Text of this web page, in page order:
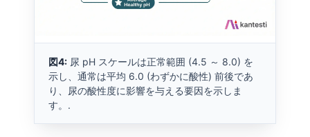
図4: 尿 pH スケールは正常範囲 (4.5 ～ 8.0) を
示し、通常は平均 6.0 (わずかに酸性) 前後であ
り、尿の酸性度に影響を与える要因を示しま
す。.